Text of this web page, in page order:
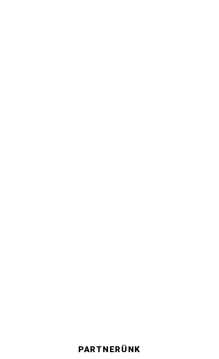
PARTNERÜNK